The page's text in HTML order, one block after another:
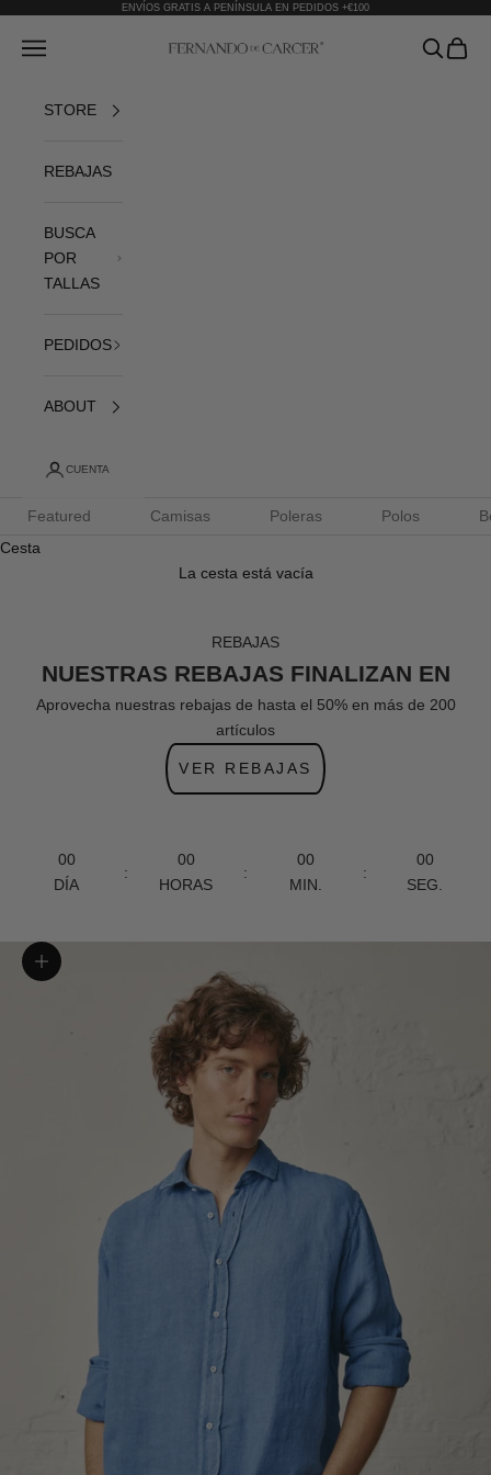
ENVÍOS GRATIS A PENÍNSULA EN PEDIDOS +€100
Fernando de Cárcer
Abrir menú de navegación AbrirAbrir
STORE
REBAJAS
BUSCA
POR
TALLAS
PEDIDOS
ABOUT
CUENTA
Featured Camisas Poleras Polos
Cesta
La cesta está vacía
REBAJAS
NUESTRAS REBAJAS FINALIZAN EN
Aprovecha nuestras rebajas de hasta el 50% en más de 200
artículos
VER REBAJAS
00
DÍA
:
00
HORAS
:
00
MIN.
:
00
SEG.
Zoom